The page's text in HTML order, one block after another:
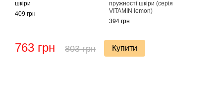
шкіри
409 грн
пружності шкіри (серія
VITAMIN lemon)
394 грн
763 грн 803 грн Купити